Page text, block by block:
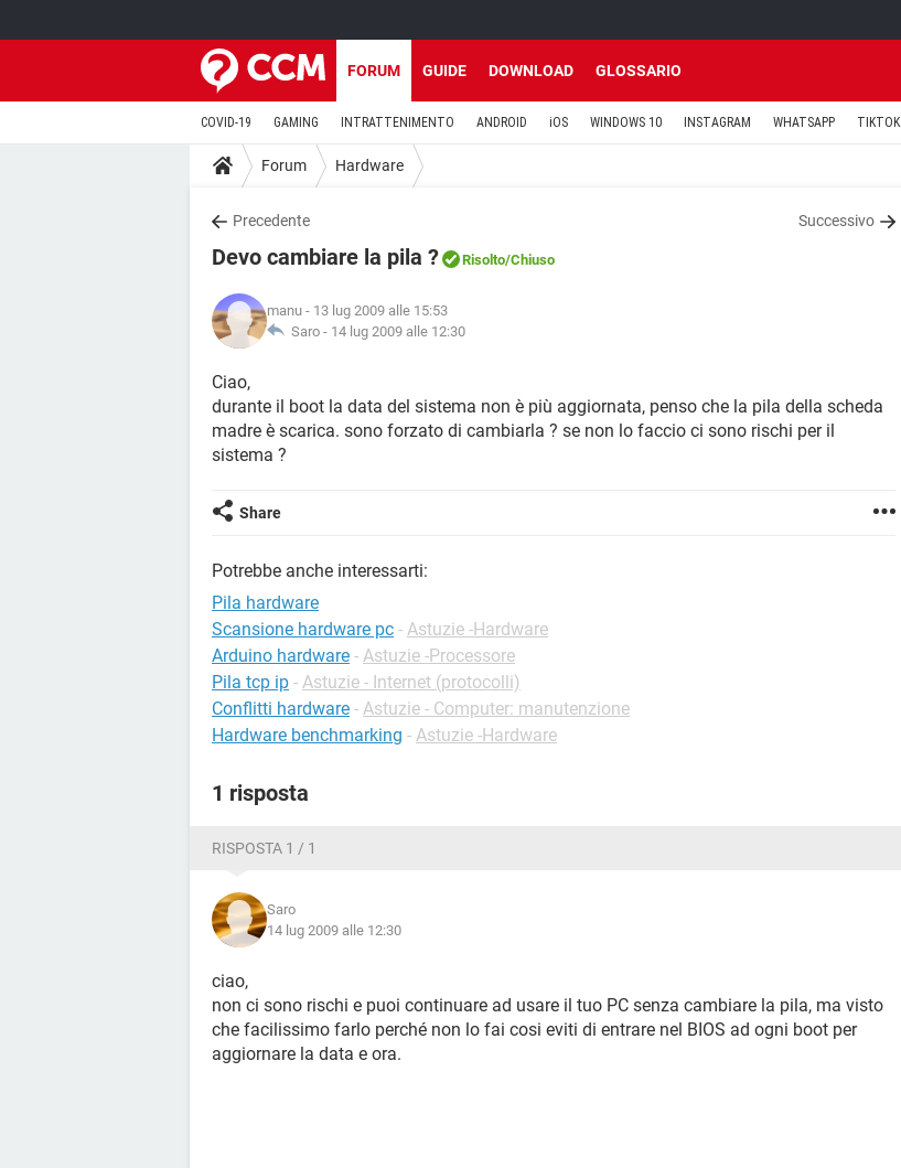
FORUM GUIDE DOWNLOAD GLOSSARIO
COVID-19 GAMING INTRATTENIMENTO ANDROID iOS WINDOWS 10 INSTAGRAM WHATSAPP TIKTOK
Forum Hardware
Precedente Successivo
Devo cambiare la pila ? Risolto/Chiuso
manu - 13 lug 2009 alle 15:53
Saro - 14 lug 2009 alle 12:30
Ciao,
durante il boot la data del sistema non è più aggiornata, penso che la pila della scheda
madre è scarica. sono forzato di cambiarla ? se non lo faccio ci sono rischi per il
sistema ?
Share
Potrebbe anche interessarti:
Pila hardware
Scansione hardware pc - Astuzie -Hardware
Arduino hardware - Astuzie -Processore
Pila tcp ip - Astuzie - Internet (protocolli)
Conflitti hardware - Astuzie - Computer: manutenzione
Hardware benchmarking - Astuzie -Hardware
1 risposta
RISPOSTA 1 / 1
Saro
14 lug 2009 alle 12:30
ciao,
non ci sono rischi e puoi continuare ad usare il tuo PC senza cambiare la pila, ma visto
che facilissimo farlo perché non lo fai cosi eviti di entrare nel BIOS ad ogni boot per
aggiornare la data e ora.